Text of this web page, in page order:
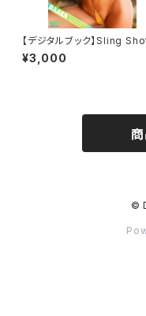
【デジタルブック】Sling
AREA Dream Factory
zine
¥3,000
©